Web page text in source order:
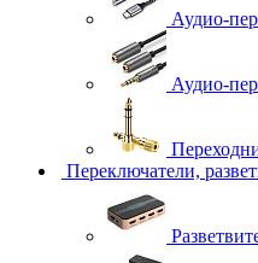
Аудио-
Аудио-
Переключатели,